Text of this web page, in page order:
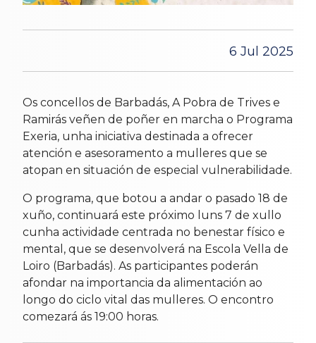
6 Jul 2025
Os concellos de Barbadás, A Pobra de Trives e
Ramirás veñen de poñer en marcha o Programa
Exeria, unha iniciativa destinada a ofrecer
atención e asesoramento a mulleres que se
atopan en situación de especial vulnerabilidade.
O programa, que botou a andar o pasado 18 de
xuño, continuará este próximo luns 7 de xullo
cunha actividade centrada no benestar físico e
mental, que se desenvolverá na Escola Vella de
Loiro (Barbadás). As participantes poderán
afondar na importancia da alimentación ao
longo do ciclo vital das mulleres. O encontro
comezará ás 19:00 horas.